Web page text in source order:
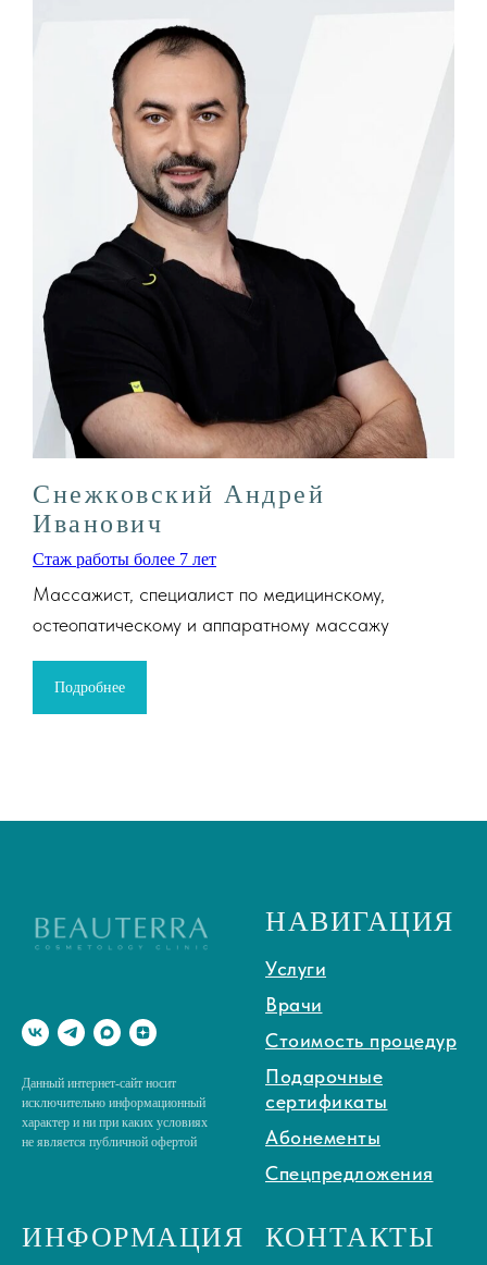
Снежковский Андрей
Иванович
Стаж работы более 7 лет
Массажист, специалист по медицинскому,
остеопатическому и аппаратному массажу
Подробнее
Данный интернет-сайт носит
исключительно информационный
характер и ни при каких условиях
не является публичной офертой
НАВИГАЦИЯ
Услуги
Врачи
Стоимость процедур
Подарочные
сертификаты
Абонементы
Спецпредложения
ИНФОРМАЦИЯ КОНТАКТЫ